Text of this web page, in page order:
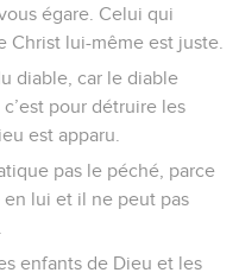
égare. Celui qui
Christ lui-même est juste.
diable, car le diable
pour détruire les
est apparu.
pas le péché, parce
lui et il ne peut pas
enfants de Dieu et les